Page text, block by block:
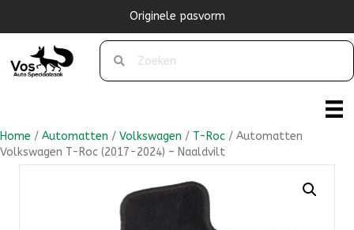
Originele pasvorm
Home / Automatten / Volkswagen / T-Roc / Automatten
Volkswagen T-Roc (2017-2024) – Naaldvilt